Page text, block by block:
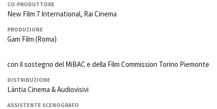
CO-PRODUTTORE
New Film 7 International, Rai Cinema
PRODUZIONE
Gam Film (Roma)
con il sostegno del MiBAC e della Film Commission Torino Piemonte
DISTRIBUZIONE
Làntia Cinema & Audiovisivi
ASSISTENTE SCENOGRAFO